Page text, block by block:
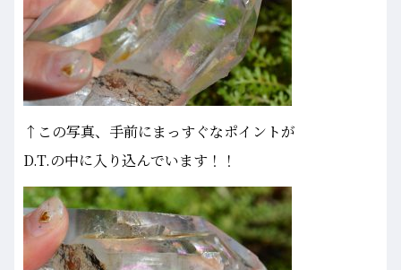
↑この写真、手前にまっすぐなポイントが
D.T.の中に入り込んでいます！！